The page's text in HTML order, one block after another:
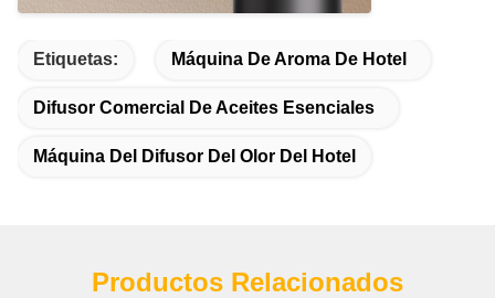
Etiquetas: Máquina De Aroma De Hotel
Difusor Comercial De Aceites Esenciales
Máquina Del Difusor Del Olor Del Hotel
Productos Relacionados